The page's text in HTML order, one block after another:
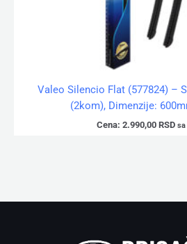
Valeo Silencio Flat (577824) –
(2kom), Dimenzije:
Cena: 2.990,00 RSD sa